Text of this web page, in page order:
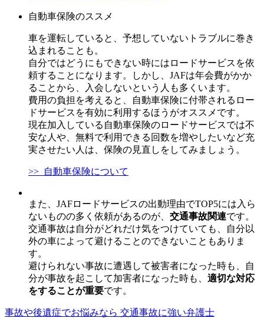
自動車保険のススメ
車を運転していると、予想していないトラブルに巻き
込まれることも。
自分ではどうにもできない時にはロードサービスを依
頼することになります。しかし、JAFは年会費がかか
ることから、入会しないという人も多くいます。
費用の負担を考えると、自動車保険に付帯されるロー
ドサービスを有効に利用するほうがオススメです。
現在加入している自動車保険のロードサービスでは不
安な人や、無料で利用できる回数を増やしたいなど充
実させたい人は、保険の見直しをしてみましょう。
>> 自動車保険について
また、JAFロードサービスの出動理由でTOP5には入ら
ないものの多く依頼があるのが、 交通事故関連です。
交通事故は自分がどれだけ気をつけていても、自分以
外の車によって避けることのできないこともありま
す。
避けられない事故に遭遇して被害者になった時も、自
分が事故を起こして加害者になった時も、 適切な対応
をすることが重要です。
事故や後遺症でお悩みなら 交通事故に強い弁護士